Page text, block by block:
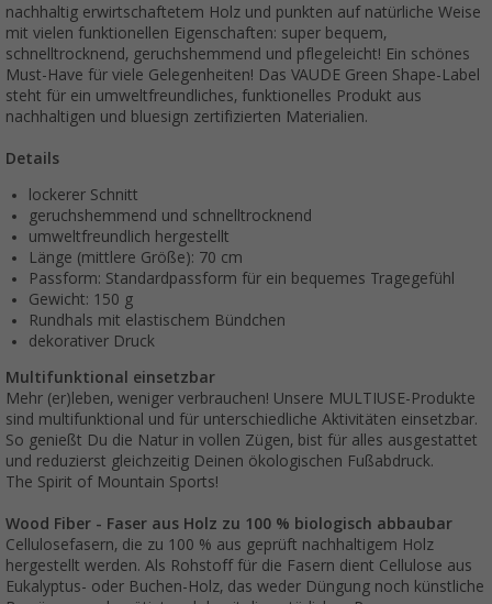
nachhaltig erwirtschaftetem Holz und punkten auf natürliche Weise
mit vielen funktionellen Eigenschaften: super bequem,
schnelltrocknend, geruchshemmend und pflegeleicht! Ein schönes
Must-Have für viele Gelegenheiten! Das VAUDE Green Shape-Label
steht für ein umweltfreundliches, funktionelles Produkt aus
nachhaltigen und bluesign zertifizierten Materialien.
Details
lockerer Schnitt
geruchshemmend und schnelltrocknend
umweltfreundlich hergestellt
Länge (mittlere Größe): 70 cm
Passform: Standardpassform für ein bequemes Tragegefühl
Gewicht: 150 g
Rundhals mit elastischem Bündchen
dekorativer Druck
Multifunktional einsetzbar
Mehr (er)leben, weniger verbrauchen! Unsere MULTIUSE-Produkte
sind multifunktional und für unterschiedliche Aktivitäten einsetzbar.
So genießt Du die Natur in vollen Zügen, bist für alles ausgestattet
und reduzierst gleichzeitig Deinen ökologischen Fußabdruck.
The Spirit of Mountain Sports!
Wood Fiber - Faser aus Holz zu 100 % biologisch abbaubar
Cellulosefasern, die zu 100 % aus geprüft nachhaltigem Holz
hergestellt werden. Als Rohstoff für die Fasern dient Cellulose aus
Eukalyptus- oder Buchen-Holz, das weder Düngung noch künstliche